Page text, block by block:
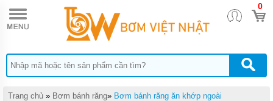
0
TRANG
CHỦ
HÓA
CHẤT
BÁNH
Trang chủ » Bơm bánh răng» Bơm bánh răng ăn khớp ngoài